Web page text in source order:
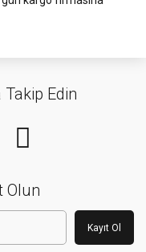
Edin
Olun
Kayıt Ol